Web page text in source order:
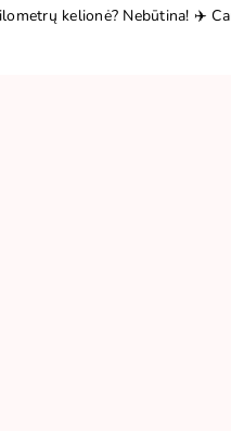
kelionė? Nebūtina! ✈️